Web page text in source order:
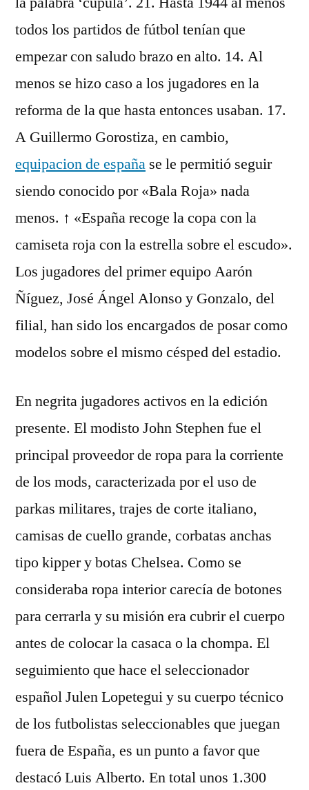
todos los partidos de fútbol tenían que
empezar con saludo brazo en alto. 14. Al
menos se hizo caso a los jugadores en la
reforma de la que hasta entonces usaban. 17.
A Guillermo Gorostiza, en cambio,
equipacion de españa se le permitió seguir
siendo conocido por «Bala Roja» nada
menos. ↑ «España recoge la copa con la
camiseta roja con la estrella sobre el escudo».
Los jugadores del primer equipo Aarón
Ñíguez, José Ángel Alonso y Gonzalo, del
filial, han sido los encargados de posar como
modelos sobre el mismo césped del estadio.
En negrita jugadores activos en la edición
presente. El modisto John Stephen fue el
principal proveedor de ropa para la corriente
de los mods, caracterizada por el uso de
parkas militares, trajes de corte italiano,
camisas de cuello grande, corbatas anchas
tipo kipper y botas Chelsea. Como se
consideraba ropa interior carecía de botones
para cerrarla y su misión era cubrir el cuerpo
antes de colocar la casaca o la chompa. El
seguimiento que hace el seleccionador
español Julen Lopetegui y su cuerpo técnico
de los futbolistas seleccionables que juegan
fuera de España, es un punto a favor que
destacó Luis Alberto. En total unos 1.300